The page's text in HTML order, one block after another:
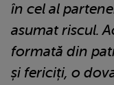
în cel al
asumat riscul.
formată din
și fericiți, o